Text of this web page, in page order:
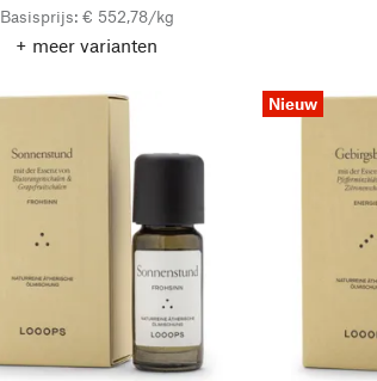
Basisprijs: € 552,78/kg
+ meer varianten
Nieuw